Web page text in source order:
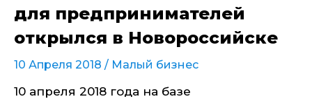
для предпринимателей
открылся в Новороссийске
10 Апреля 2018 / Малый бизнес
10 апреля 2018 года на базе